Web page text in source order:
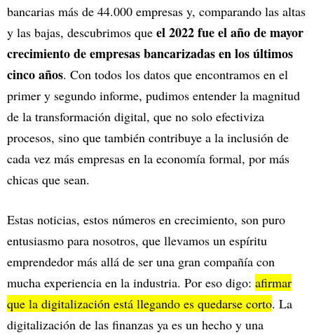
bancarias más de 44.000 empresas y, comparando las altas
y las bajas, descubrimos que el 2022 fue el año de mayor
crecimiento de empresas bancarizadas en los últimos
cinco años. Con todos los datos que encontramos en el
primer y segundo informe, pudimos entender la magnitud
de la transformación digital, que no solo efectiviza
procesos, sino que también contribuye a la inclusión de
cada vez más empresas en la economía formal, por más
chicas que sean.
Estas noticias, estos números en crecimiento, son puro
entusiasmo para nosotros, que llevamos un espíritu
emprendedor más allá de ser una gran compañía con
mucha experiencia en la industria. Por eso digo: afirmar
que la digitalización está llegando es quedarse corto. La
digitalización de las finanzas ya es un hecho y una